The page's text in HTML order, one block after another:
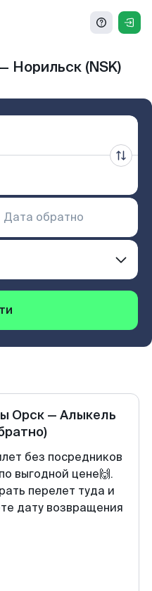
Норильск (NSK)
Орск— Алыкель
без посредников
выгодной цене🙌.
перелет туда и
дату возвращения